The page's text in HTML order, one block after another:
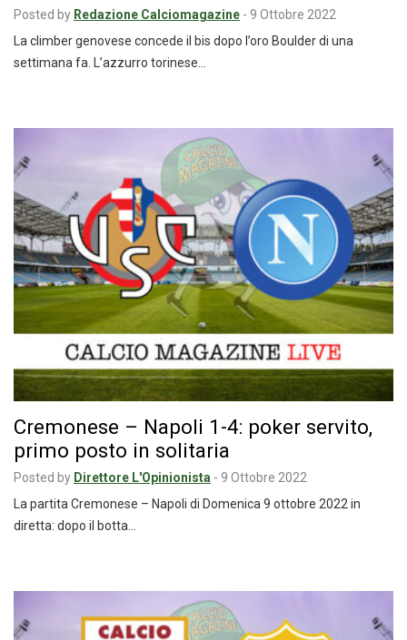
Posted by Redazione Calciomagazine - 9 Ottobre 2022
La climber genovese concede il bis dopo l’oro Boulder di una
settimana fa. L’azzurro torinese…
Cremonese – Napoli 1-4: poker servito,
primo posto in solitaria
Posted by Direttore L'Opinionista - 9 Ottobre 2022
La partita Cremonese – Napoli di Domenica 9 ottobre 2022 in
diretta: dopo il botta…